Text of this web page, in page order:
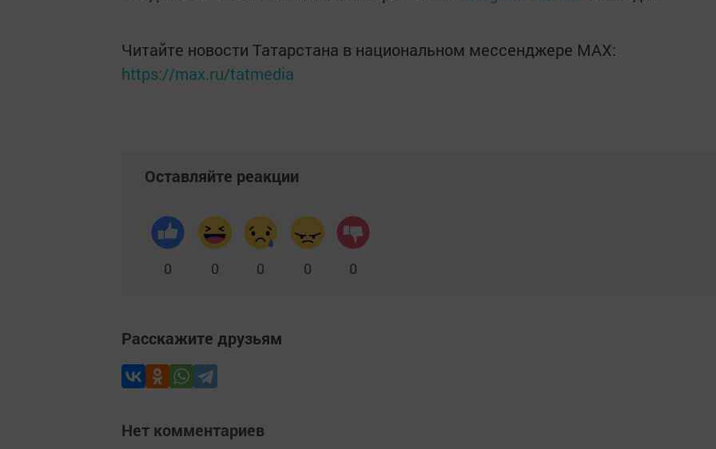
Читайте новости Татарстана в национальном мессенджере MАХ:
https://max.ru/tatmedia
Оставляйте реакции
0 0 0 0 0
Расскажите друзьям
Нет комментариев